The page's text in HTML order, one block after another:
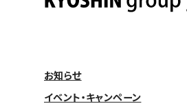
お知らせ
イベント・キャンペーン